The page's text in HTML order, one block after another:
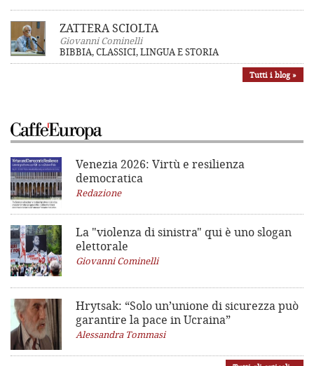
ZATTERA SCIOLTA
Giovanni Cominelli
BIBBIA, CLASSICI, LINGUA E STORIA
Tutti i blog »
Venezia 2026: Virtù e resilienza
democratica
Redazione
La "violenza di sinistra" qui è uno slogan
elettorale
Giovanni Cominelli
Hrytsak: “Solo un’unione di sicurezza può
garantire la pace in Ucraina”
Alessandra Tommasi